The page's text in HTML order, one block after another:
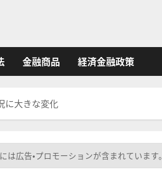
金融商品 経済金融政策
に大きな変化
は広告・プロモーションが含まれています。